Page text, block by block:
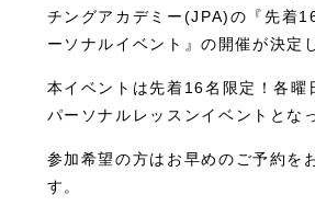
チングアカデミー(JPA)の『先着
ーソナルイベント』の開催が決定
本イベントは先着16名限定！各曜
パーソナルレッスンイベントとな
参加希望の方はお早めのご予約を
す。